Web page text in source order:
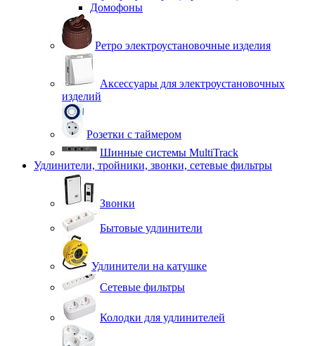
Домофоны
Ретро электроустановочные изделия
Аксессуары для электроустановочных
изделий
Розетки с таймером
Шинные системы MultiTrack
Удлинители, тройники, звонки, сетевые фильтры
Звонки
Бытовые удлинители
Удлинители на катушке
Сетевые фильтры
Колодки для удлинителей